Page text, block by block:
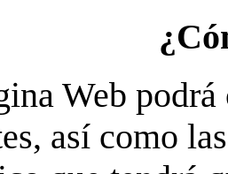
Web
así como